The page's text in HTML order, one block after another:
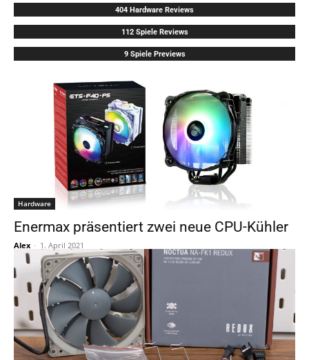
404 Hardware Reviews
112 Spiele Reviews
9 Spiele Previews
Hardware
Enermax präsentiert zwei neue CPU-Kühler
Alex - 1. April 2021